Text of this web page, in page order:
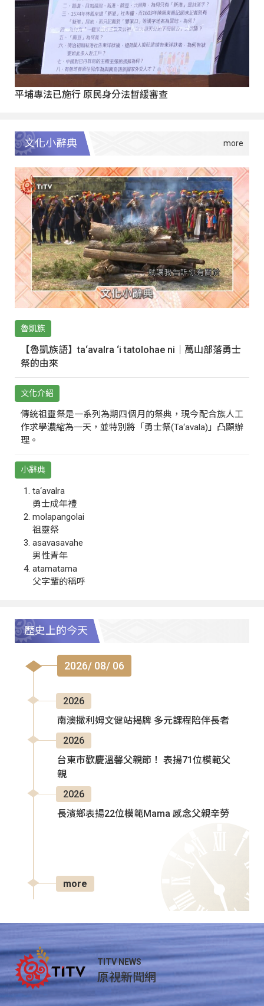
平埔專法已施行 原民身分法暫緩審查
文化小辭典
魯凱族
【魯凱族語】ta‘avalra ‘i tatolohae ni｜萬山部落勇士
祭的由來
文化介紹
傳統祖靈祭是一系列為期四個月的祭典，現今配合族人工
作求學濃縮為一天，並特別將「勇士祭(Ta‘avala)」凸顯辦
理。
小辭典
ta‘avalra
勇士成年禮
molapangolai
祖靈祭
asavasavahe
男性青年
atamatama
父字輩的稱呼
歷史上的今天
2026/ 08/ 06
2026
南澳撒利姆文健站揭牌 多元課程陪伴長者
2026
台東市歡慶溫馨父親節！ 表揚71位模範父
親
2026
長濱鄉表揚22位模範Mama 感念父親辛勞
more
TITV NEWS
原視新聞網